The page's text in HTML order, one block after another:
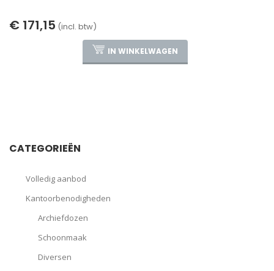
€ 171,15 (incl. btw)
IN WINKELWAGEN
CATEGORIEËN
Volledig aanbod
Kantoorbenodigheden
Archiefdozen
Schoonmaak
Diversen